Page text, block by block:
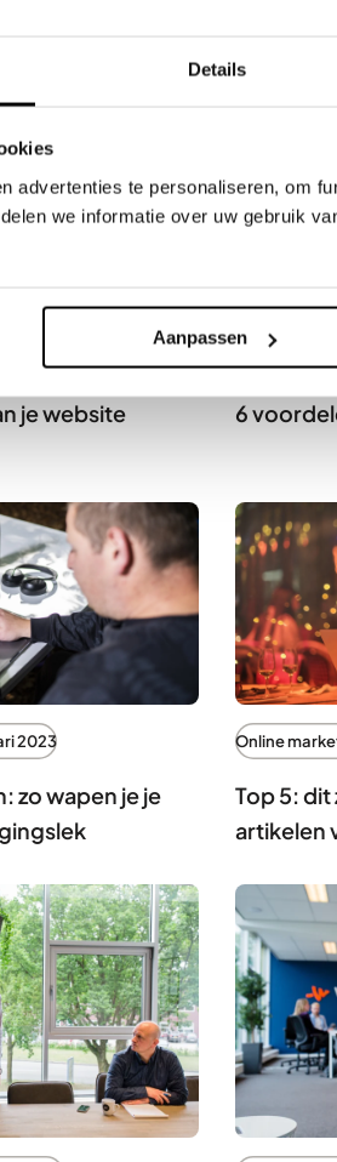
Details
advertenties te personaliseren, om
we informatie over uw gebruik
Aanpassen
Waarom
belangrijk
je website
6
2023
zo wapen je je
Online
Top 5: dit
artikelen